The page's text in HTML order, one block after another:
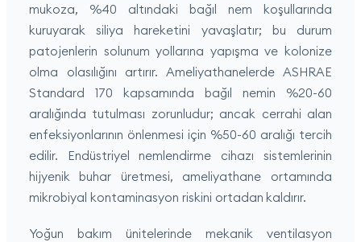
mukoza, %40 altındaki bağıl nem koşullarında
kuruyarak siliya hareketini yavaşlatır; bu durum
patojenlerin solunum yollarına yapışma ve kolonize
olma olasılığını artırır. Ameliyathanelerde ASHRAE
Standard 170 kapsamında bağıl nemin %20-60
aralığında tutulması zorunludur; ancak cerrahi alan
enfeksiyonlarının önlenmesi için %50-60 aralığı tercih
edilir. Endüstriyel nemlendirme cihazı sistemlerinin
hijyenik buhar üretmesi, ameliyathane ortamında
mikrobiyal kontaminasyon riskini ortadan kaldırır.
Yoğun bakım ünitelerinde mekanik ventilasyon